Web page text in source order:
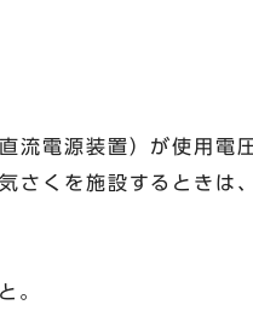
流電源装置）が使用電
さくを施設するときは
。